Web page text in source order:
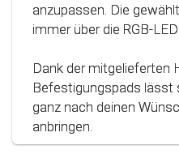
anzupassen. Die
immer über die RGB-
Dank der mitgelieferten
Befestigungspads lässt
ganz nach deinen
anbringen.